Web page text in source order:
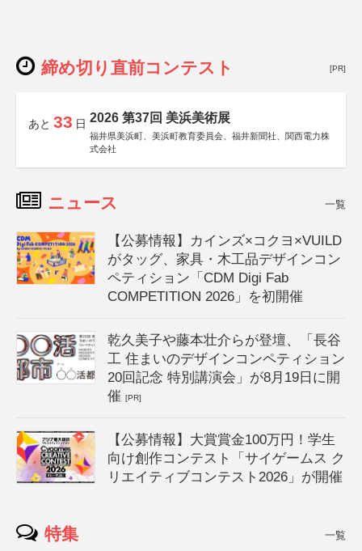
締め切り直前コンテスト [PR]
あと 33 日 2026 第37回 美浜美術展
福井県美浜町、美浜町教育委員会、福井新聞社、関西電力株
式会社
ニュース 一覧
【公募情報】カインズ×コクヨ×VUILD
がタッグ、家具・木工品デザインコン
ペティション「CDM Digi Fab
COMPETITION 2026」を初開催
乾久美子や藤本壮介らが登壇、「長谷
工 住まいのデザインコンペティション
20回記念 特別講演会」が8月19日に開
催[PR]
【公募情報】大賞賞金100万円！学生
向け創作コンテスト「サイゲームス ク
リエイティブコンテスト2026」が開催
特集 一覧